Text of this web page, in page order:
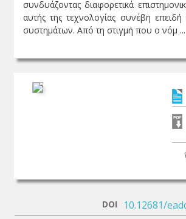
συνδυάζοντας διαφορετικά
αυτής της τεχνολογίας συνέβη
συστημάτων. Από τη στιγμή που ο νόμ ...
DOI 10.12681/